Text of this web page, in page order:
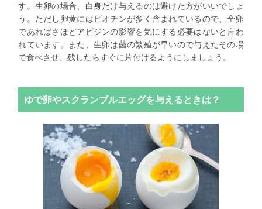
す。生卵の場合、白身だけ与えるのは避けた方がいいでしょ
う。ただし卵黄にはビオチンが多く含まれているので、全卵
であればさほどアビジンの影響を気にする必要はないと言わ
れています。また、生卵は菌の繁殖が早いので与えたその場
で食べさせ、残したらすぐに片付けるようにしましょう。
ゆで卵やスクランブルエッグを与えるときは？